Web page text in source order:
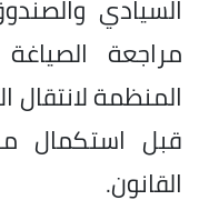
السيادي
مراجعة
المنظمة لانتقال
قبل استكمال
القانون.